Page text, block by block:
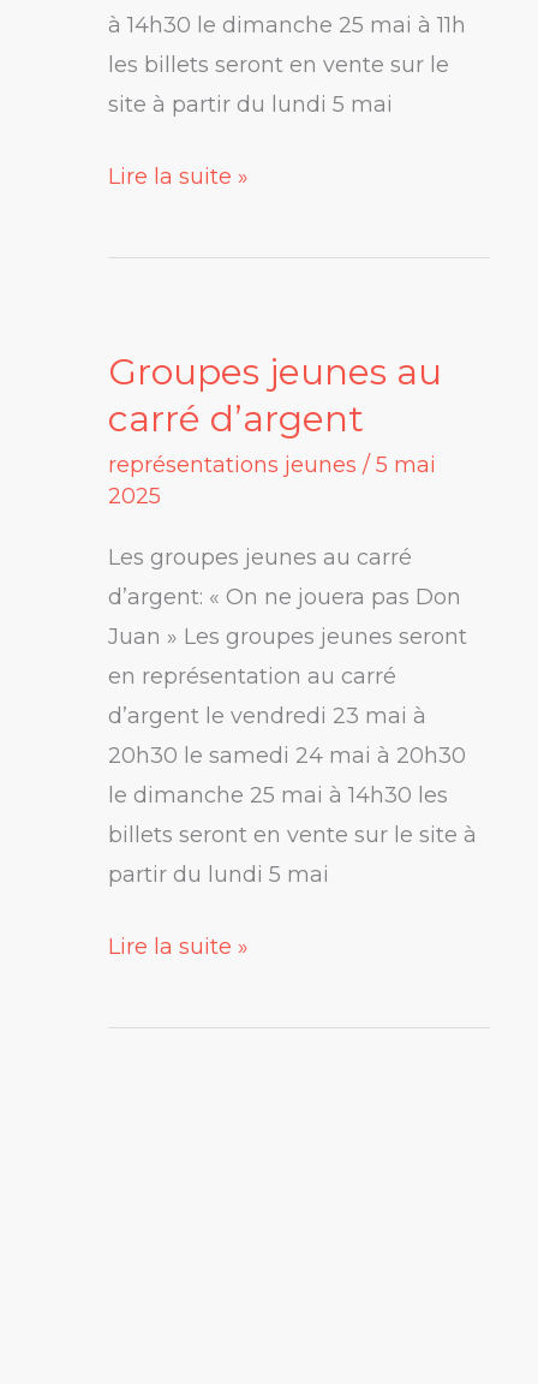
à 14h30 le dimanche 25 mai à 11h
les billets seront en vente sur le
site à partir du lundi 5 mai
Lire la suite »
Groupes jeunes au
carré d’argent
représentations jeunes / 5 mai
2025
Les groupes jeunes au carré
d’argent: « On ne jouera pas Don
Juan » Les groupes jeunes seront
en représentation au carré
d’argent le vendredi 23 mai à
20h30 le samedi 24 mai à 20h30
le dimanche 25 mai à 14h30 les
billets seront en vente sur le site à
partir du lundi 5 mai
Groupes
jeunes
carré
Lire la suite »